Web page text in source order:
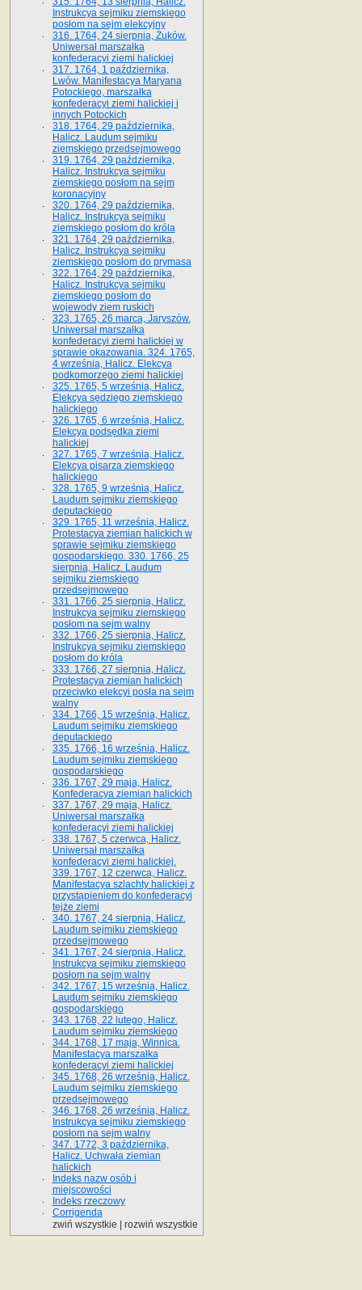
Instrukcya sejmiku ziemskiego
posłom na sejm elekcyjny
316. 1764, 24 sierpnia, Żuków.
Uniwersał marszałka
konfederacyi ziemi halickiej
317. 1764, 1 października,
Lwów. Manifestacya Maryana
Potockiego, marszałka
konfederacyi ziemi halickiej i
innych Potockich
318. 1764, 29 października,
Halicz. Laudum sejmiku
ziemskiego przedsejmowego
319. 1764, 29 października,
Halicz. Instrukcya sejmiku
ziemskiego posłom na sejm
koronacyjny
320. 1764, 29 października,
Halicz. Instrukcya sejmiku
ziemskiego posłom do króla
321. 1764, 29 października,
Halicz. Instrukcya sejmiku
ziemskiego posłom do prymasa
322. 1764, 29 października,
Halicz. Instrukcya sejmiku
ziemskiego posłom do
wojewody ziem ruskich
323. 1765, 26 marca, Jaryszów.
Uniwersał marszałka
konfederacyi ziemi halickiej w
sprawie okazowania. 324. 1765,
4 września, Halicz. Elekcya
podkomorzego ziemi halickiej
325. 1765, 5 września, Halicz.
Elekcya sędziego ziemskiego
halickiego
326. 1765, 6 września, Halicz.
Elekcya podsędka ziemi
halickiej
327. 1765, 7 września, Halicz.
Elekcya pisarza ziemskiego
halickiego
328. 1765, 9 września, Halicz.
Laudum sejmiku ziemskiego
deputackiego
329. 1765, 11 września, Halicz.
Protestacya ziemian halickich w
sprawie sejmiku ziemskiego
gospodarskiego. 330. 1766, 25
sierpnia, Halicz. Laudum
sejmiku ziemskiego
przedsejmowego
331. 1766, 25 sierpnia, Halicz.
Instrukcya sejmiku ziemskiego
posłom na sejm walny
332. 1766, 25 sierpnia, Halicz.
Instrukcya sejmiku ziemskiego
posłom do króla
333. 1766, 27 sierpnia, Halicz.
Protestacya ziemian halickich
przeciwko elekcyi posła na sejm
walny
334. 1766, 15 września, Halicz.
Laudum sejmiku ziemskiego
deputackiego
335. 1766, 16 września, Halicz.
Laudum sejmiku ziemskiego
gospodarskiego
336. 1767, 29 maja, Halicz.
Konfederacya ziemian halickich
337. 1767, 29 maja, Halicz.
Uniwersał marszałka
konfederacyi ziemi halickiej
338. 1767, 5 czerwca, Halicz.
Uniwersał marszałka
konfederacyi ziemi halickiej.
339. 1767, 12 czerwca, Halicz.
Manifestacya szlachty halickiej z
przystąpieniem do konfederacyi
tejże ziemi
340. 1767, 24 sierpnia, Halicz.
Laudum sejmiku ziemskiego
przedsejmowego
341. 1767, 24 sierpnia, Halicz.
Instrukcya sejmiku ziemskiego
posłom na sejm walny
342. 1767, 15 września, Halicz.
Laudum sejmiku ziemskiego
gospodarskiego
343. 1768, 22 lutego, Halicz.
Laudum sejmiku ziemskiego
344. 1768, 17 maja, Winnica.
Manifestacya marszałka
konfederacyi ziemi halickiej
345. 1768, 26 września, Halicz.
Laudum sejmiku ziemskiego
przedsejmowego
346. 1768, 26 września, Halicz.
Instrukcya sejmiku ziemskiego
posłom na sejm walny
347. 1772, 3 października,
Halicz. Uchwała ziemian
halickich
Indeks nazw osób i
miejscowości
Indeks rzeczowy
Corrigenda
zwiń wszystkie
rozwiń wszystkie